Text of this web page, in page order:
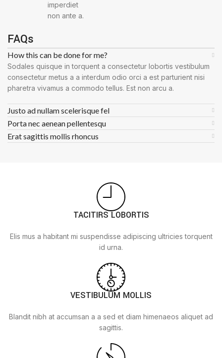
imperdiet
non ante a.
FAQs
How this can be done for me?
Sodales quisque in torquent a consectetur lobortis vestibulum
consectetur metus a a interdum odio orci a est parturient nisi
pharetra vivamus a commodo tellus. Est non arcu a.
Justo ad nullam scelerisque fel
Porta nec aenean pellentesqu
Erat sagittis mollis rhoncus
TACITIRS LOBORTIS
Elis mus a habitant mi suspendisse adipiscing ultricies torquent
id urna.
VESTIBULUM MOLLIS
Blandit nibh at accumsan a a sed et diam himenaeos aliquet ad
sagittis.